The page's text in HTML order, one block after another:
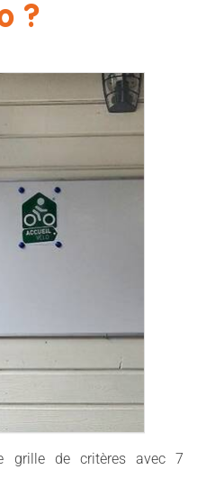
?
grille de critères avec 7